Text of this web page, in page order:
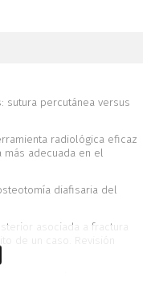
sutura percutánea versus
radiológica eficaz
adecuada en el
diafisaria del
asociada a fractura
de un caso. Revisión